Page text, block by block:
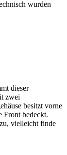
wurden
dieser
zwei
besitzt vorne
Front bedeckt.
vielleicht finde